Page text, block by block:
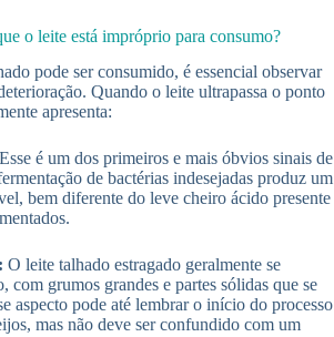
o leite está impróprio para consumo?
pode ser consumido, é essencial observar
Quando o leite ultrapassa o ponto
apresenta:
Esse é um dos primeiros e mais óbvios sinais de
de bactérias indesejadas produz um
bem diferente do leve cheiro ácido presente
O leite talhado estragado geralmente se
com grumos grandes e partes sólidas que se
aspecto pode até lembrar o início do processo
mas não deve ser confundido com um